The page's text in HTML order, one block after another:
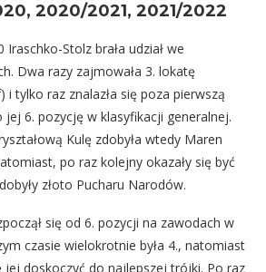
2020/2021, 2021/2022
Stolz brała udział we
Dwa razy zajmowała 3. lokatę
i tylko raz znalazła się poza pierwszą
jej 6. pozycję w klasyfikacji generalnej.
Kulę zdobyła wtedy Maren
po raz kolejny okazały się być
złoto Pucharu Narodów.
się od 6. pozycji na zawodach w
czasie wielokrotnie była 4., natomiast
jej doskoczyć do najlepszej trójki. Po raz